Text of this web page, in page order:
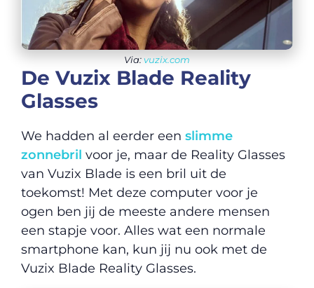
Via:vuzix.com
De Vuzix Blade Reality
Glasses
We hadden al eerder een slimme
zonnebril voor je, maar de Reality Glasses
van Vuzix Blade is een bril uit de
toekomst! Met deze computer voor je
ogen ben jij de meeste andere mensen
een stapje voor. Alles wat een normale
smartphone kan, kun jij nu ook met de
Vuzix Blade Reality Glasses.